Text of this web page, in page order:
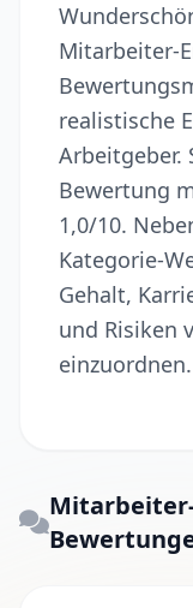
Mitarbeiter-
realistische
Arbeitgeber.
Bewertung
1,0/10.
Kategorie-
Gehalt,
und Risiken
einzuordnen.